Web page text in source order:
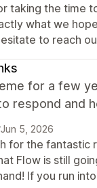
taking the time
what we
to reach
for a few
respond and
Jun 5, 2026
for the fantastic
Flow is still
If you run